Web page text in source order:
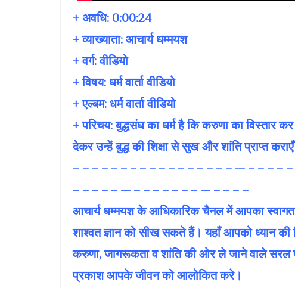
+ अवधि: 0:00:24
+ व्याख्याता: आचार्य धम्मयश
+ वर्ग: वीडियो
+ विषय: धर्म वार्ता वीडियो
+ एल्बम: धर्म वार्ता वीडियो
+ परिचय: बुद्धसंघ का धर्म है कि करुणा का विस्तार
देकर उन्हें बुद्ध की शिक्षा से सुख और शांति प्राप्त
– – – – – – – – – – – – – – – – – — – – – –
– – – – – — – – – – – – – — – – – –
आचार्य धम्मयश के आधिकारिक चैनल में आपका स्वागत
शाश्वत ज्ञान को सीख सकते हैं। यहाँ आपको ध्यान की
करुणा, जागरूकता व शांति की ओर ले जाने वाले
प्रकाश आपके जीवन को आलोकित करे।